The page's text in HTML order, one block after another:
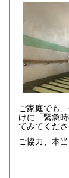
ご家庭でも
けに「緊急
てみてくだ
ご協力、本